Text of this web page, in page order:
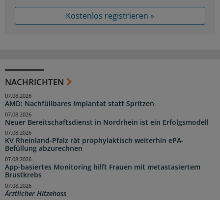
Kostenlos registrieren »
NACHRICHTEN
AMD: Nachfüllbares Implantat statt Spritzen
07.08.2026
Neuer Bereitschaftsdienst in Nordrhein ist ein Erfolgsmodell
07.08.2026
KV Rheinland-Pfalz rät prophylaktisch weiterhin ePA-
Befüllung abzurechnen
07.08.2026
App-basiertes Monitoring hilft Frauen mit metastasiertem
Brustkrebs
07.08.2026
Ärztlicher Hitzehass
07.08.2026